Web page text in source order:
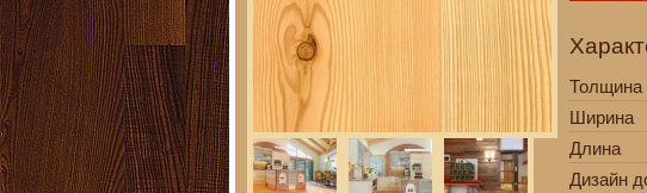
Толщина
Ширина
Длина
Дизайн